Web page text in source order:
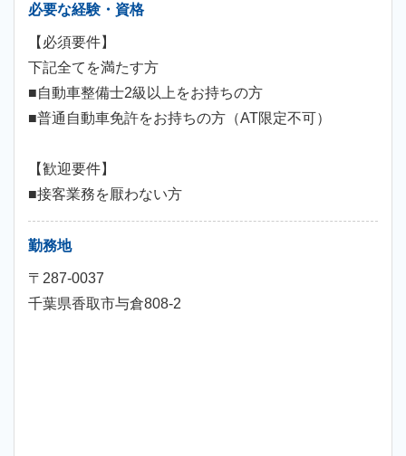
必要な経験・資格
【必須要件】
下記全てを満たす方
■自動車整備士2級以上をお持ちの方
■普通自動車免許をお持ちの方（AT限定不可）
【歓迎要件】
■接客業務を厭わない方
勤務地
〒287-0037
千葉県香取市与倉808-2